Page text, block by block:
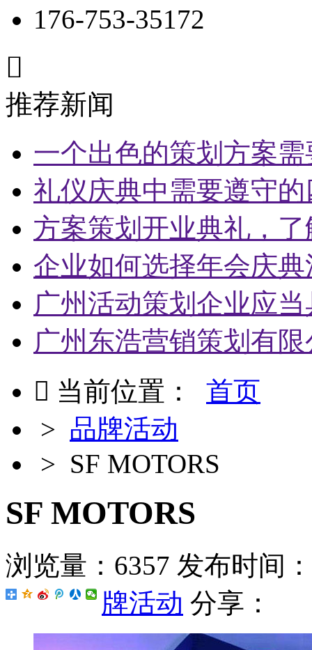
176-753-35172

推荐新闻
一个出色的策划方案
礼仪庆典中需要遵守
方案策划开业典礼，
企业如何选择年会庆
广州活动策划企业应
广州东浩营销策划有
 当前位置： 首页
> 品牌活动
> SF MOTORS
SF MOTORS
浏览量：6357 发布时间
牌活动 分享：